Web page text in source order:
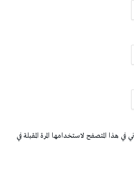
في هذا المتصفح لاستخدامها المرة المقبلة في